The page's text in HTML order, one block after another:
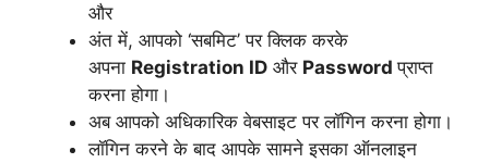
और
अंत में, आपको ‘सबमिट’ पर क्लिक करके
अपना Registration ID और Passwordप्राप्त
करना होगा।
अब आपको अधिकारिक वेबसाइट पर लॉगिन करना होगा।
लॉगिन करने के बाद आपके सामने इसका ऑनलाइन